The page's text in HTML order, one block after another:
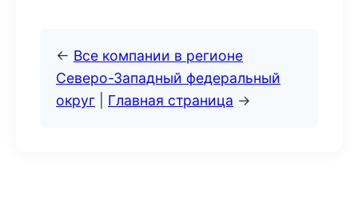
← Все компании в регионе
Северо-Западный федеральный
округ
Главная страница →